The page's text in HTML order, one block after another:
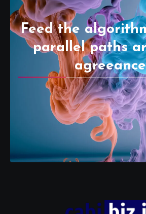
Feed the
parallel paths